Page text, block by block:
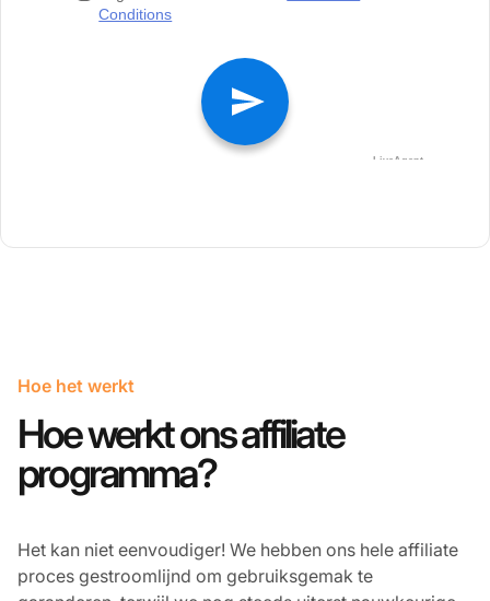
Hoe het werkt
Hoe werkt ons affiliate
programma?
Het kan niet eenvoudiger! We hebben ons hele affiliate
proces gestroomlijnd om gebruiksgemak te